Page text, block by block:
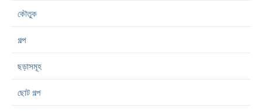
কৌতুক
গল্প
ছড়াসমূহ
ছোট গল্প